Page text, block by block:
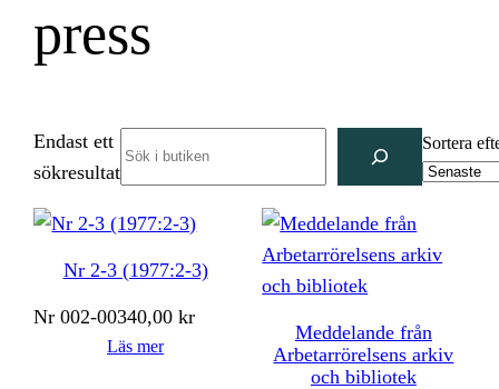
press
Endast ett
sökresultat
Sortera
Nr 2-3 (1977:2-3)
Nr 002-00340,00kr
Läs mer
Meddelande från
Arbetarrörelsens arkiv
och bibliotek